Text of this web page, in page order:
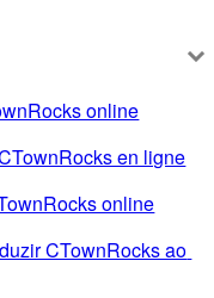
online
en ligne
online
CTownRocks ao